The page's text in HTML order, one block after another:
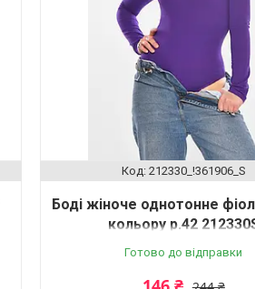
212330_!361906_S
Боді жіноче однотонне
кольору р.42
Готово до відправки